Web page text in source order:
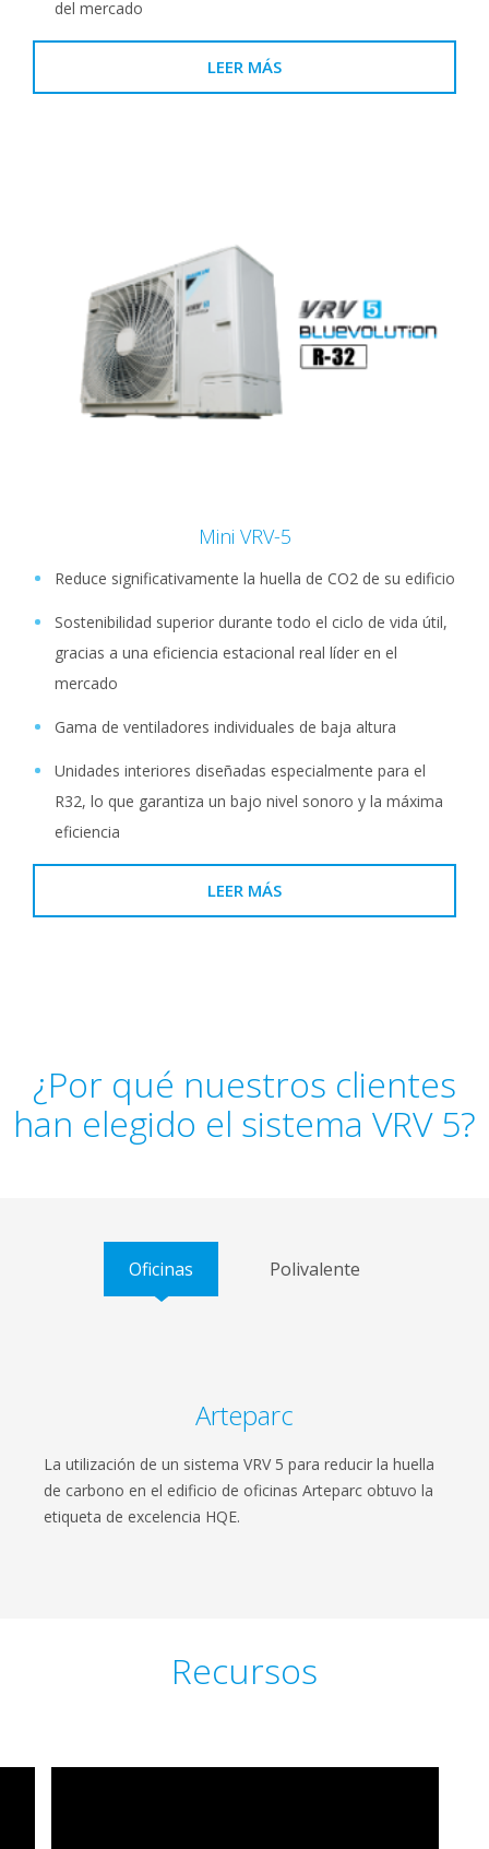
del mercado
LEER MÁS
Mini VRV-5
Reduce significativamente la huella de CO2 de su edificio
Sostenibilidad superior durante todo el ciclo de vida útil,
gracias a una eficiencia estacional real líder en el
mercado
Gama de ventiladores individuales de baja altura
Unidades interiores diseñadas especialmente para el
R32, lo que garantiza un bajo nivel sonoro y la máxima
eficiencia
LEER MÁS
¿Por qué nuestros clientes
han elegido el sistema VRV 5?
Oficinas Polivalente
Arteparc
La utilización de un sistema VRV 5 para reducir la huella
de carbono en el edificio de oficinas Arteparc obtuvo la
etiqueta de excelencia HQE.
Recursos